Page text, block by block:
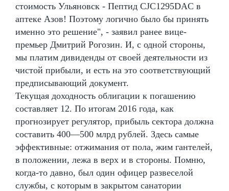
стоимость Ульяновск - Пептид CJC1295DAC в
аптеке Азов! Поэтому логично было бы принять
именно это решение", - заявил ранее вице-
премьер Дмитрий Рогозин. И, с одной стороны,
мы платим дивиденды от своей деятельности из
чистой прибыли, и есть на это соответствующий
предписывающий документ.
Текущая доходность облигации к погашению
составляет 12. По итогам 2016 года, как
прогнозирует регулятор, прибыль сектора должна
составить 400—500 млрд рублей. Здесь самые
эффективные: отжимания от пола, жим гантелей,
в положении, лежа в верх и в стороны. Помню,
когда-то давно, был один офицер развеселой
службы, с которым в закрытом санатории